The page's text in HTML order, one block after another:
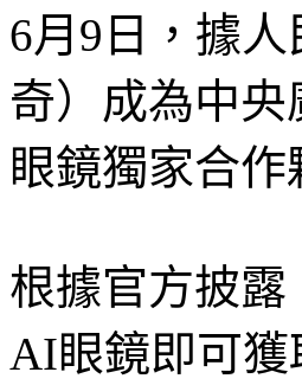
6月9日，據
奇）成為中
眼鏡獨家合作
根據官方披露
AI眼鏡即可